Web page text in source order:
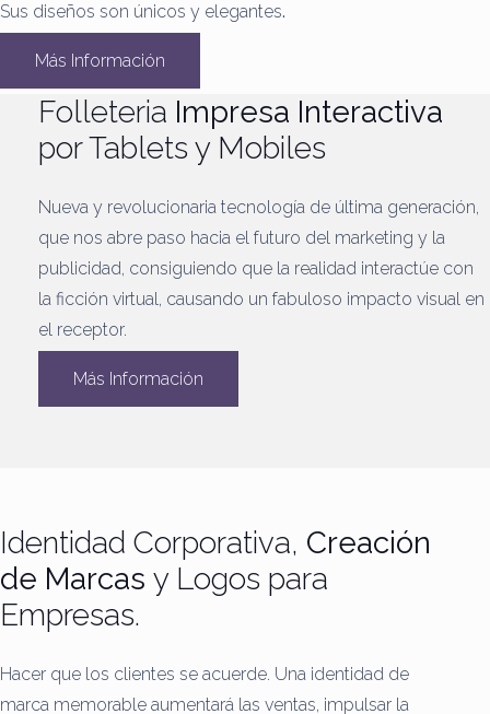
Sus diseños son únicos y elegantes.
Más Información
Folleteria Impresa Interactiva
por Tablets y Mobiles
Nueva y revolucionaria tecnología de última generación,
que nos abre paso hacia el futuro del marketing y la
publicidad, consiguiendo que la realidad interactúe con
la ficción virtual, causando un fabuloso impacto visual en
el receptor.
Más Información
Identidad Corporativa, Creación
de Marcas y Logos para
Empresas.
Hacer que los clientes se acuerde. Una identidad de
marca memorable aumentará las ventas, impulsar la